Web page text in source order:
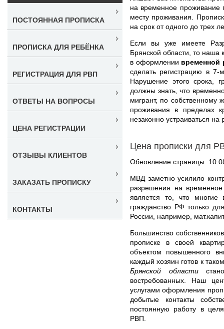
на временное проживание
месту проживания.
на срок от одного до трех
Если вы уже имеете
Брянской области, то
в оформлении временной
сделать регистрацию в
Нарушение этого срока,
должны знать, что
мигрант, по собственному
проживания в пределах
незаконно устраиваться на
Цена прописки для
Обновление страницы:
МВД заметно усилило
разрешения на
является то, что многие
гражданство РФ только
России, например,
Большинство
прописке в своей
объектом повышенного
каждый хозяин готов к
Брянской области
востребованных. Наш
услугами оформления
добытые контакты
постоянную работу в
РВП.
ПОСТОЯННАЯ ПРОПИСКА
ПРОПИСКА ДЛЯ РЕБЁНКА
РЕГИСТРАЦИЯ ДЛЯ РВП
ОТВЕТЫ НА ВОПРОСЫ
ЦЕНА РЕГИСТРАЦИИ
ОТЗЫВЫ КЛИЕНТОВ
ЗАКАЗАТЬ ПРОПИСКУ
КОНТАКТЫ